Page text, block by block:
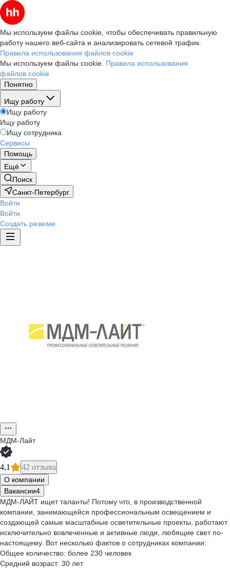
Мы используем файлы cookie, чтобы обеспечивать правильную
работу нашего веб-сайта и анализировать сетевой трафик.
Правила использования файлов cookie
Мы используем файлы cookie. Правила использования
файлов cookie
Понятно
Ищу работу
Ищу работу
Ищу работу
Ищу сотрудника
Сервисы
Помощь
Ещё
Поиск
Санкт-Петербург
Войти
Войти
Создать резюме
МДМ-Лайт
4,1 42 отзыва
О компании
Вакансии4
МДМ-ЛАЙТ ищет таланты! Потому что, в производственной
компании, занимающейся профессиональным освещением и
создающей самые масштабные осветительные проекты, работают
исключительно вовлеченные и активные люди, любящие свет по-
настоящему. Вот несколько фактов о сотрудниках компании:
Общее количество: более 230 человек
Средний возраст: 30 лет